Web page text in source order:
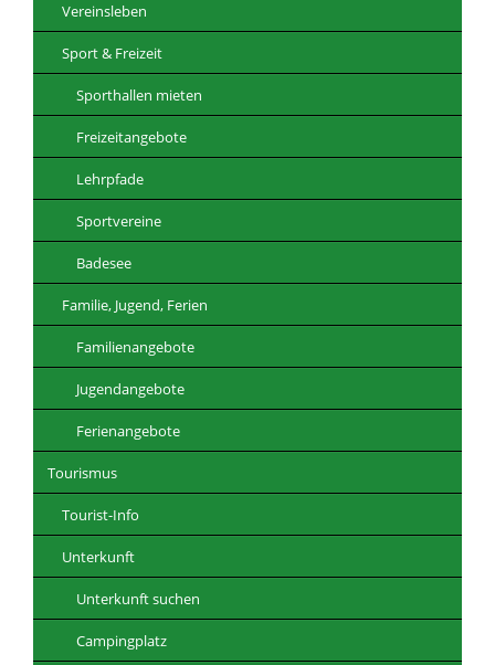
Vereinsleben
Sport & Freizeit
Sporthallen mieten
Freizeitangebote
Lehrpfade
Sportvereine
Badesee
Familie, Jugend, Ferien
Familienangebote
Jugendangebote
Ferienangebote
Tourismus
Tourist-Info
Unterkunft
Unterkunft suchen
Campingplatz